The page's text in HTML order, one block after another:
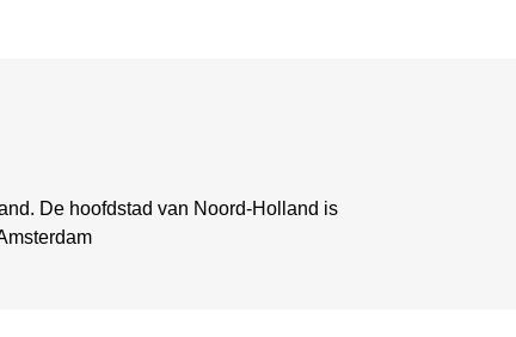
De hoofdstad van Noord-Holland is